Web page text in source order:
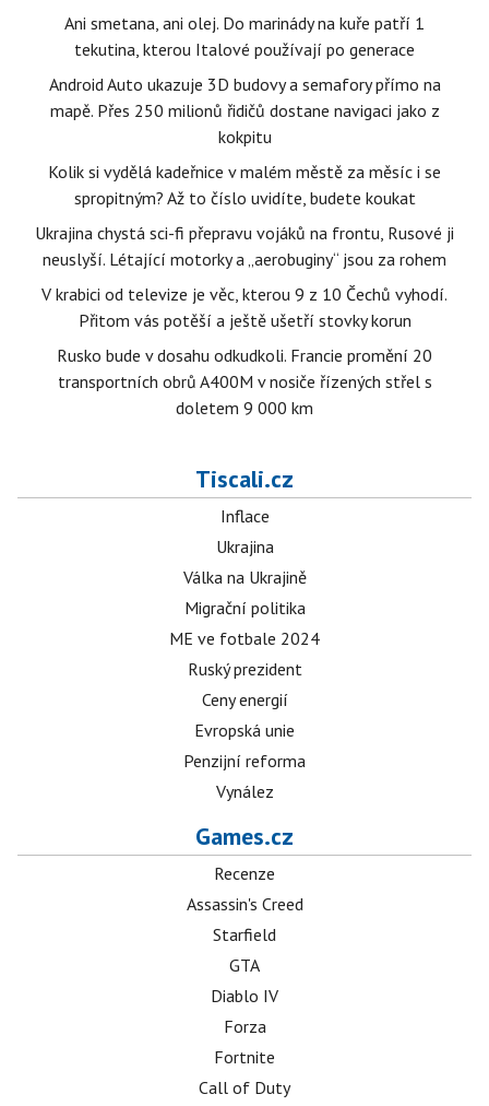
Ani smetana, ani olej. Do marinády na kuře patří 1
tekutina, kterou Italové používají po generace
Android Auto ukazuje 3D budovy a semafory přímo na
mapě. Přes 250 milionů řidičů dostane navigaci jako z
kokpitu
Kolik si vydělá kadeřnice v malém městě za měsíc i se
spropitným? Až to číslo uvidíte, budete koukat
Ukrajina chystá sci-fi přepravu vojáků na frontu, Rusové ji
neuslyší. Létající motorky a „aerobuginy“ jsou za rohem
V krabici od televize je věc, kterou 9 z 10 Čechů vyhodí.
Přitom vás potěší a ještě ušetří stovky korun
Rusko bude v dosahu odkudkoli. Francie promění 20
transportních obrů A400M v nosiče řízených střel s
doletem 9 000 km
Tiscali.cz
Inflace
Ukrajina
Válka na Ukrajině
Migrační politika
ME ve fotbale 2024
Ruský prezident
Ceny energií
Evropská unie
Penzijní reforma
Vynález
Games.cz
Recenze
Assassin's Creed
Starfield
GTA
Diablo IV
Forza
Fortnite
Call of Duty